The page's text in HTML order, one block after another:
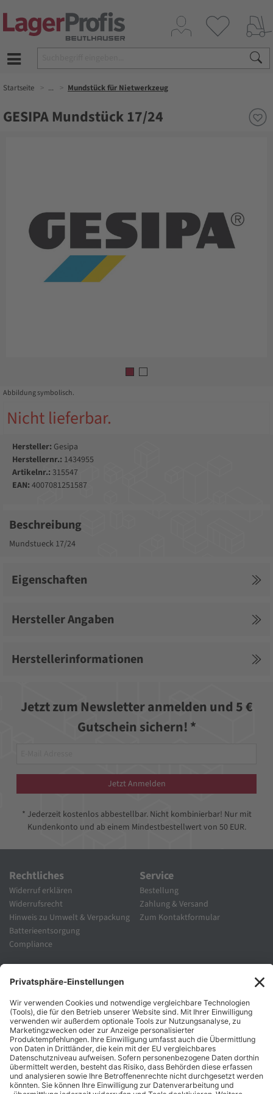
Startseite ... Mundstück für Nietwerkzeug
GESIPA Mundstück 17/24
Abbildung symbolisch.
Nicht lieferbar.
Hersteller: Gesipa
Herstellernr.: 1434955
Artikelnr.: 315547
EAN: 4007081251587
Beschreibung
Mundstueck 17/24
Eigenschaften
Hersteller Angaben
Herstellerinformationen
Jetzt zum Newsletter anmelden und 5 €
Gutschein sichern! *
Jetzt Anmelden
* Jederzeit kostenlos abbestellbar. Nicht kombinierbar! Nur mit
Kundenkonto und ab einem Mindestbestellwert von 50 EUR.
Rechtliches
Widerruf erklären
Widerrufsrecht
Hinweis zu Umwelt & Verpackung
Batterieentsorgung
Compliance
Service
Bestellung
Zahlung & Versand
Zum Kontaktformular
Unternehmen
Karriere
Zahlungsarten